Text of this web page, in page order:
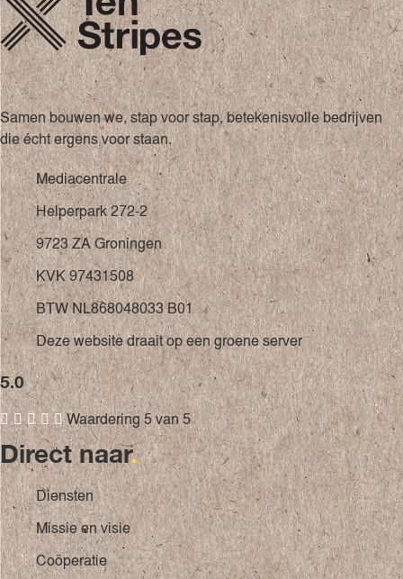
Samen bouwen we, stap voor stap, betekenisvolle bedrijven
die écht ergens voor staan.
Mediacentrale
Helperpark 272-2
9723 ZA Groningen
KVK 97431508
BTW NL868048033 B01
Deze website draait op een groene server
5.0
    Waardering 5 van 5
Direct naar.
Diensten
Missie en visie
Coöperatie